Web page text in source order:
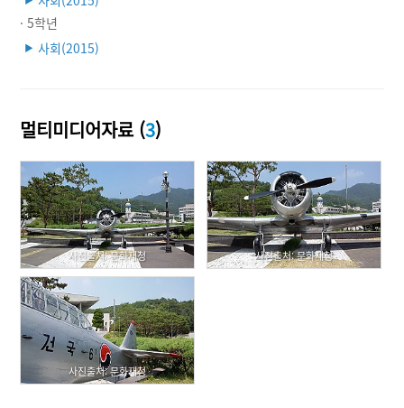
· 5학년
▶ 사회(2015)
멀티미디어자료 (3)
사진출처: 문화재청 사진출처: 문화재청
사진출처: 문화재청